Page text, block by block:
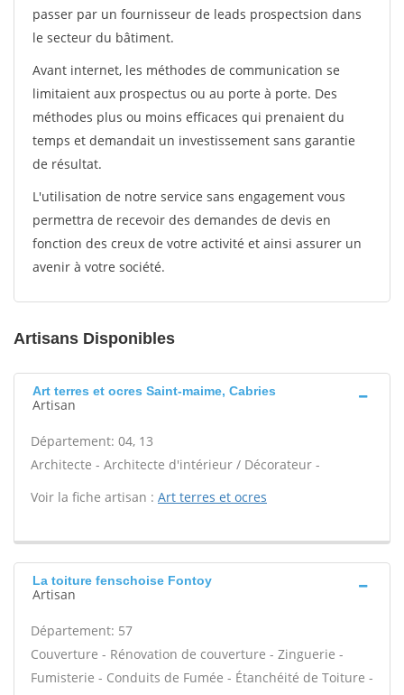
passer par un fournisseur de leads prospectsion dans
le secteur du bâtiment.
Avant internet, les méthodes de communication se
limitaient aux prospectus ou au porte à porte. Des
méthodes plus ou moins efficaces qui prenaient du
temps et demandait un investissement sans garantie
de résultat.
L'utilisation de notre service sans engagement vous
permettra de recevoir des demandes de devis en
fonction des creux de votre activité et ainsi assurer un
avenir à votre société.
Artisans Disponibles
Art terres et ocres Saint-maime, Cabries
Artisan
Département: 04, 13
Architecte - Architecte d'intérieur / Décorateur -
Voir la fiche artisan : Art terres et ocres
La toiture fenschoise Fontoy
Artisan
Département: 57
Couverture - Rénovation de couverture - Zinguerie -
Fumisterie - Conduits de Fumée - Étanchéité de Toiture -